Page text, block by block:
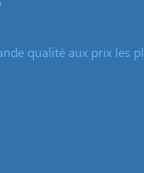
qualité aux prix les